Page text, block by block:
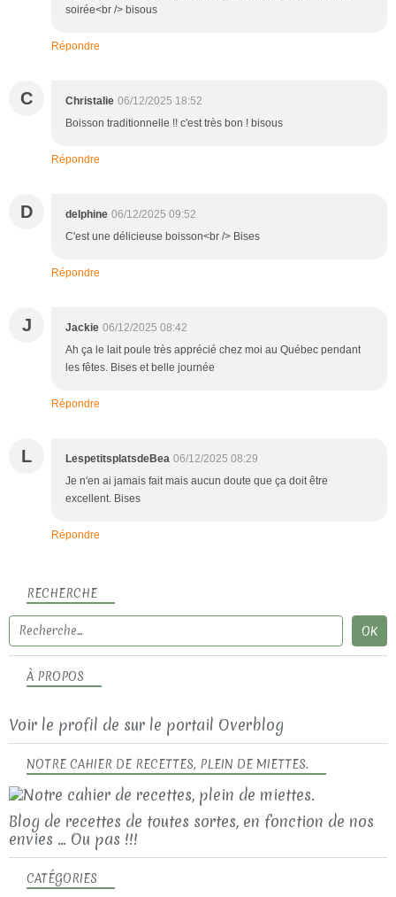
soirée<br /> bisous
Répondre
C Christalie 06/12/2025 18:52
Boisson traditionnelle !! c'est très bon ! bisous
Répondre
D delphine 06/12/2025 09:52
C'est une délicieuse boisson<br /> Bises
Répondre
J Jackie 06/12/2025 08:42
Ah ça le lait poule très apprécié chez moi au Québec pendant
les fêtes. Bises et belle journée
Répondre
L LespetitsplatsdeBea 06/12/2025 08:29
Je n'en ai jamais fait mais aucun doute que ça doit être
excellent. Bises
Répondre
RECHERCHE
NOTRE CAHIER DE RECETTES, PLEIN DE MIETTES.
Blog de recettes de toutes sortes, en fonction de nos
envies ... Ou pas !!!
À PROPOS
Voir le profil de sur le portail Overblog
CATÉGORIES